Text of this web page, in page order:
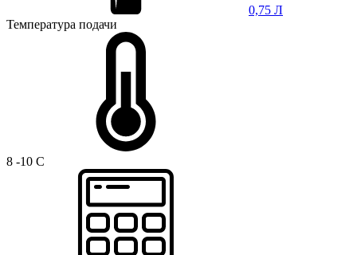
0,75 Л
Температура подачи
8 -10 C